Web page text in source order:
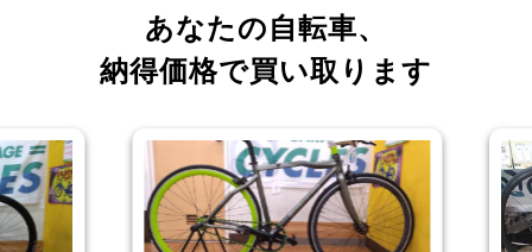
あなたの自転車、
納得価格で買い取ります